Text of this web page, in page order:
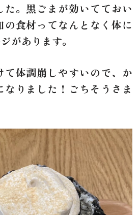
た。黒ごまが効いてておい
の食材ってなんとなく体に
があります。
体調崩しやすいので、か
なりました！ごちそうさま